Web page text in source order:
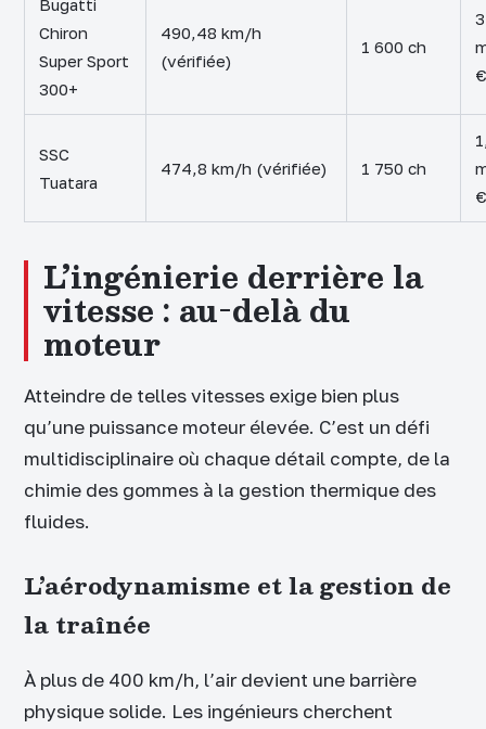
Bugatti
Chiron
Super Sport
300+
490,48 km/h
(vérifiée)
1 600 ch
€
SSC
Tuatara
474,8 km/h (vérifiée) 1 750 ch
€
L’ingénierie derrière la
vitesse : au-delà du
moteur
Atteindre de telles vitesses exige bien plus
qu’une puissance moteur élevée. C’est un défi
multidisciplinaire où chaque détail compte, de la
chimie des gommes à la gestion thermique des
fluides.
L’aérodynamisme et la gestion de
la traînée
À plus de 400 km/h, l’air devient une barrière
physique solide. Les ingénieurs cherchent